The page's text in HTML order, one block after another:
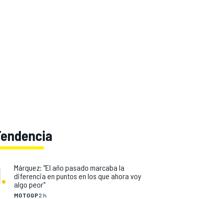
.
MOTOGP2 h
Márquez: "El año pasado marcaba la
diferencia en puntos en los que ahora voy
algo peor"